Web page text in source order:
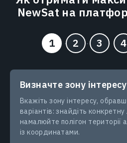
NewSat на
Визначте зону
Вкажіть зону інтересу,
варіантів: знайдіть
намалюйте полігон
із координатами.